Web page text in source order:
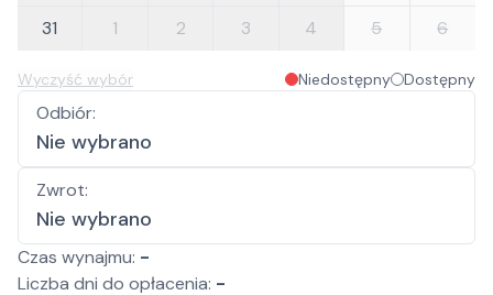
31
1 2 3 4 5 6
Wyczyść wybór Niedostępny Dostępny
Odbiór:
Nie wybrano
Zwrot:
Nie wybrano
Czas wynajmu: -
Liczba dni do opłacenia: -